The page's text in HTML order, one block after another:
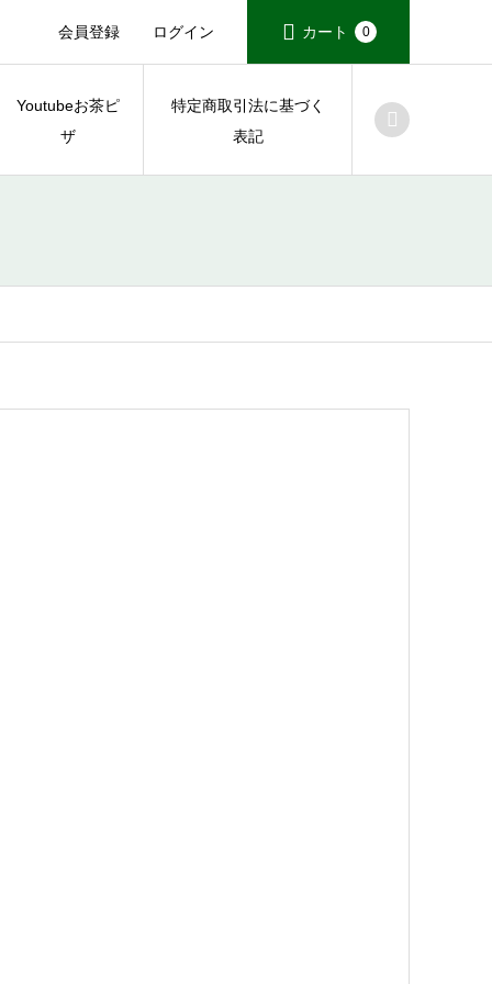
会員登録 ログイン カート 0
Youtubeお茶ピ
ザ
特定商取引法に基づく
表記